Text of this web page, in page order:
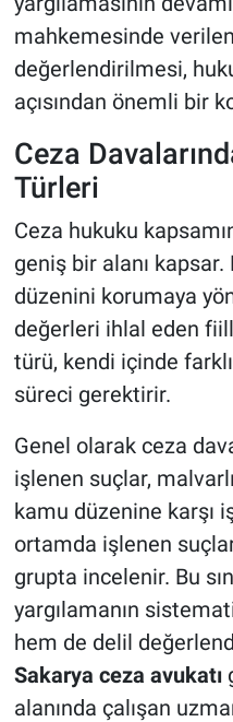
mahkemesinde
değerlendirilmesi,
açısından önemli bir
Ceza
Türleri
Ceza hukuku
geniş bir alanı
düzenini korumaya
değerleri ihlal eden
türü, kendi içinde
süreci gerektirir.
Genel olarak ceza
işlenen suçlar,
kamu düzenine karşı
ortamda işlenen
grupta incelenir. Bu
yargılamanın
hem de delil
Sakarya ceza avukatı
alanında çalışan